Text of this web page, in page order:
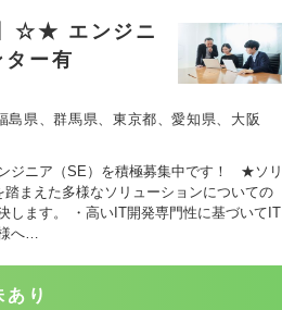
☆★ エンジニ
ー有
島県、群馬県、東京都、愛知県、大阪
ジニア（SE）を積極募集中です！ ★ソリ
まえた多様なソリューションについての
します。 ・高いIT開発専門性に基づいてIT
へ…
あり